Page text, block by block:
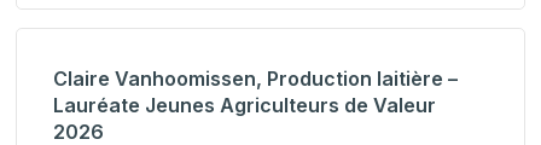
Claire Vanhoomissen, Production laitière –
Lauréate Jeunes Agriculteurs de Valeur
2026